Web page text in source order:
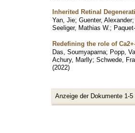
Inherited Retinal
Yan, Jie; Guenter, Alexander
Seeliger, Mathias W. ;
Redefining the role of
Das, Soumyaparna; Popp,
Achury, Marlly; Schwede,
(2022)
Anzeige der Dokumente 1-5